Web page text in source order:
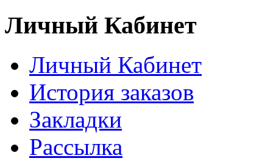
Личный Кабинет
Личный Кабинет
История заказов
Закладки
Рассылка